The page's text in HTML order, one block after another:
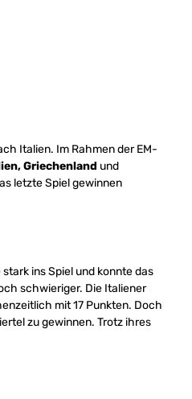
Italien. Im Rahmen der EM-
Griechenland und
letzte Spiel gewinnen
ins Spiel und konnte das
schwieriger. Die Italiener
mit 17 Punkten. Doch
zu gewinnen. Trotz ihres